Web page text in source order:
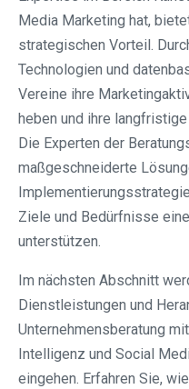
Media Marketing hat,
strategischen Vorteil.
Technologien und
Vereine ihre
heben und ihre
Die Experten der
maßgeschneiderte
Ziele und Bedürfnisse
unterstützen.
Im nächsten Abschnitt
Dienstleistungen und
Unternehmensberatung
Intelligenz und Social
eingehen. Erfahren Sie,